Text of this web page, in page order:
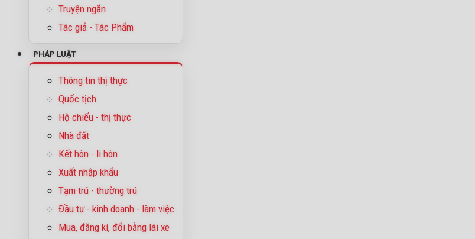
Truyện ngắn
Tác giả - Tác Phẩm
PHÁP LUẬT
Thông tin thị thực
Quốc tịch
Hộ chiếu - thị thực
Nhà đất
Kết hôn - li hôn
Xuất nhập khẩu
Tạm trú - thường trú
Đầu tư - kinh doanh - làm việc
Mua, đăng kí, đổi bằng lái xe